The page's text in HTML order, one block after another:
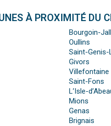
À PROXIMITÉ DU
Bourgoin-
Oullins
Saint-Genis-
Givors
Villefontaine
Saint-Fons
L’Isle-
Mions
Genas
Brignais